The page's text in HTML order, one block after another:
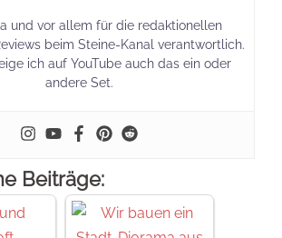
und vor allem für die redaktionellen
beim Steine-Kanal verantwortlich.
ich auf YouTube auch das ein oder
andere Set.
Beiträge: